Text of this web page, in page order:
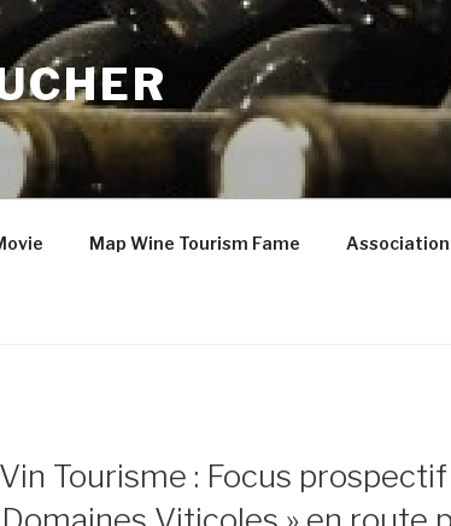
Map Wine Tourism Fame
LE
Vin Tourisme : Focus prospectif